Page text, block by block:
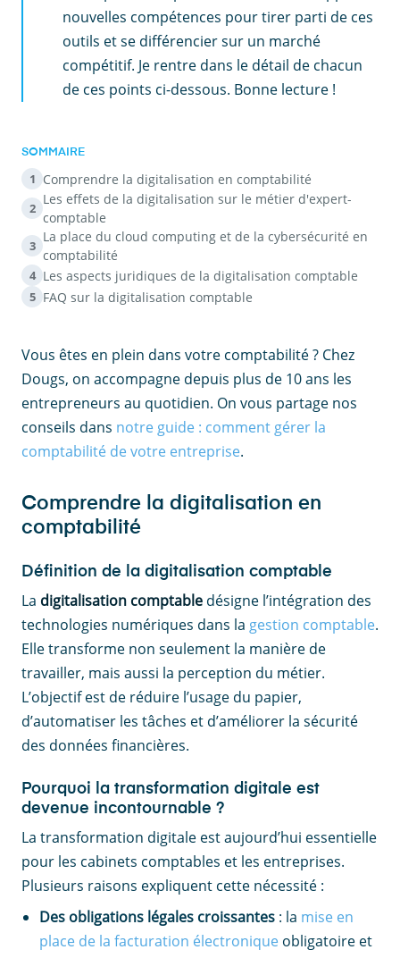
nouvelles compétences pour tirer parti de ces
outils et se différencier sur un marché
compétitif. Je rentre dans le détail de chacun
de ces points ci-dessous. Bonne lecture !
SOMMAIRE
1 Comprendre la digitalisation en comptabilité
2
Les effets de la digitalisation sur le métier d'expert-
comptable
3
La place du cloud computing et de la cybersécurité en
comptabilité
4 Les aspects juridiques de la digitalisation comptable
5 FAQ sur la digitalisation comptable
Vous êtes en plein dans votre comptabilité ? Chez
Dougs, on accompagne depuis plus de 10 ans les
entrepreneurs au quotidien. On vous partage nos
conseils dans notre guide : comment gérer la
comptabilité de votre entreprise.
Comprendre la digitalisation en
comptabilité
Définition de la digitalisation comptable
La digitalisation comptable désigne l’intégration des
technologies numériques dans la gestion comptable.
Elle transforme non seulement la manière de
travailler, mais aussi la perception du métier.
L’objectif est de réduire l’usage du papier,
d’automatiser les tâches et d’améliorer la sécurité
des données financières.
Pourquoi la transformation digitale est
devenue incontournable ?
La transformation digitale est aujourd’hui essentielle
pour les cabinets comptables et les entreprises.
Plusieurs raisons expliquent cette nécessité :
Des obligations légales croissantes : la mise en
place de la facturation électronique obligatoire et